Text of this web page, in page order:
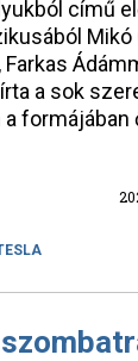
című
Mikó
a sok
a